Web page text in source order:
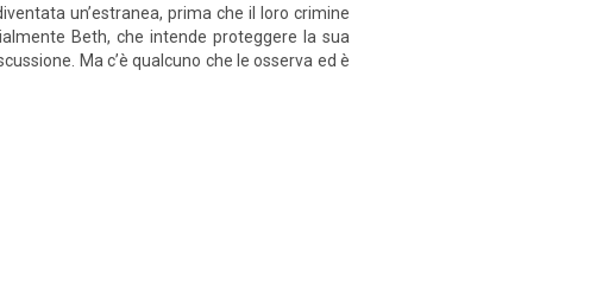
un’estranea, prima che il loro crimine
Beth, che intende proteggere la sua
Ma c’è qualcuno che le osserva ed è